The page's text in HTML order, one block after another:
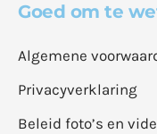
Goed om te
Algemene
Privacyverklaring
Beleid foto’s en